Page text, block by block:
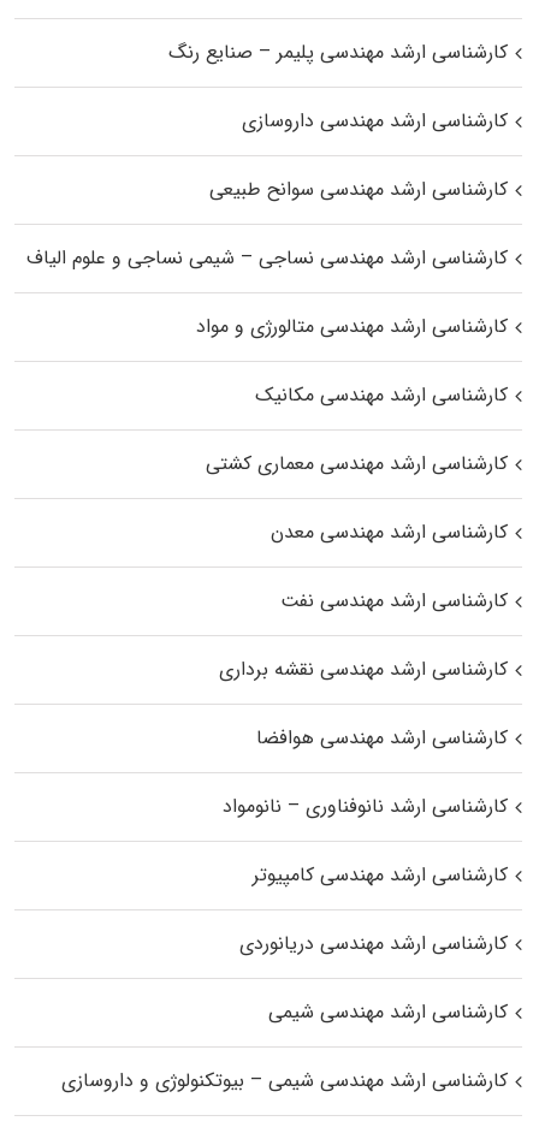
کارشناسی ارشد مهندسی پلیمر – صنایع رنگ
کارشناسی ارشد مهندسی داروسازی
کارشناسی ارشد مهندسی سوانح طبیعی
کارشناسی ارشد مهندسی نساجی – شیمی نساجی و علوم الیاف
کارشناسی ارشد مهندسی متالورژی و مواد
کارشناسی ارشد مهندسی مکانیک
کارشناسی ارشد مهندسی معماری کشتی
کارشناسی ارشد مهندسی معدن
کارشناسی ارشد مهندسی نفت
کارشناسی ارشد مهندسی نقشه برداری
کارشناسی ارشد مهندسی هوافضا
کارشناسی ارشد نانوفناوری – نانومواد
کارشناسی ارشد مهندسی کامپیوتر
کارشناسی ارشد مهندسی دریانوردی
کارشناسی ارشد مهندسی شیمی
کارشناسی ارشد مهندسی شیمی – بیوتکنولوژی و داروسازی